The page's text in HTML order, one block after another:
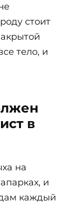
стоит
тело, и
в
на
и
каждый